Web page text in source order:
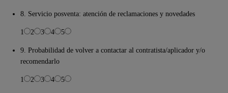
8. Servicio posventa: atención de reclamaciones y novedades
1 2 3 4 5
9. Probabilidad de volver a contactar al contratista/aplicador y/o
recomendarlo
1 2 3 4 5